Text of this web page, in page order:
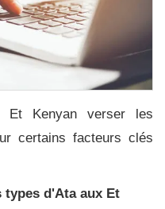
Et Kenyan verser les
certains facteurs clés
types d'Ata aux Et